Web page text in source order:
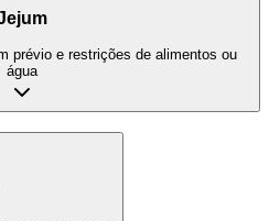
prévio e restrições de alimentos ou
água